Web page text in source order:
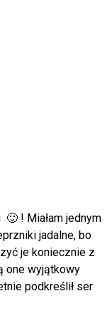
! Miałam jednym
jadalne, bo
je koniecznie z
one wyjątkowy
podkreślił ser